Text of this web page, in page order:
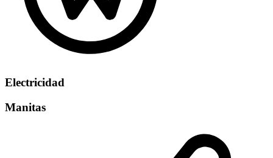
Electricidad
Manitas